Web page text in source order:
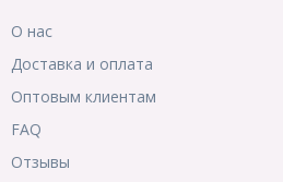
О нас
Доставка и оплата
Оптовым клиентам
FAQ
Отзывы